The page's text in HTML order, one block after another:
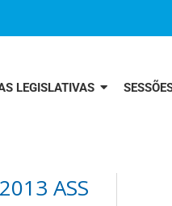
LEGISLATIVAS
ASS